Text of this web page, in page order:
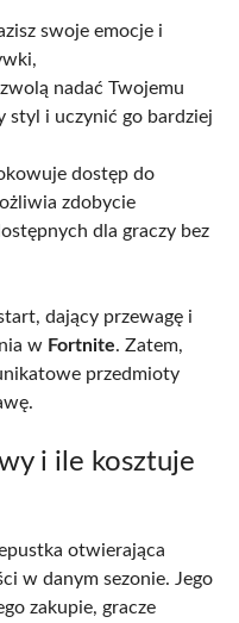
swoje emocje i
nadać Twojemu
styl i uczynić go bardziej
dostęp do
zdobycie
dla graczy bez
dający przewagę i
w Fortnite. Zatem,
przedmioty
i ile kosztuje
otwierająca
w danym sezonie. Jego
zakupie, gracze